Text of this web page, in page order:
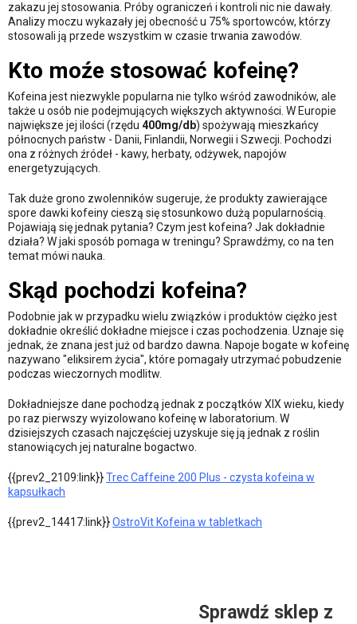
zakazu jej stosowania. Próby ograniczeń i kontroli nic nie dawały.
Analizy moczu wykazały jej obecność u 75% sportowców, którzy
stosowali ją przede wszystkim w czasie trwania zawodów.
Kto moźe stosować kofeinę?
Kofeina jest niezwykle popularna nie tylko wśród zawodników, ale
także u osób nie podejmujących większych aktywności. W Europie
największe jej ilości (rzędu 400mg/db) spożywają mieszkańcy
północnych państw - Danii, Finlandii, Norwegii i Szwecji. Pochodzi
ona z różnych źródeł - kawy, herbaty, odżywek, napojów
energetyzujących.
Tak duże grono zwolenników sugeruje, że produkty zawierające
spore dawki kofeiny cieszą się stosunkowo dużą popularnością.
Pojawiają się jednak pytania? Czym jest kofeina? Jak dokładnie
działa? W jaki sposób pomaga w treningu? Sprawdźmy, co na ten
temat mówi nauka.
Skąd pochodzi kofeina?
Podobnie jak w przypadku wielu związków i produktów ciężko jest
dokładnie określić dokładne miejsce i czas pochodzenia. Uznaje się
jednak, że znana jest już od bardzo dawna. Napoje bogate w kofeinę
nazywano "eliksirem życia", które pomagały utrzymać pobudzenie
podczas wieczornych modlitw.
Dokładniejsze dane pochodzą jednak z początków XIX wieku, kiedy
po raz pierwszy wyizolowano kofeinę w laboratorium. W
dzisiejszych czasach najczęściej uzyskuje się ją jednak z roślin
stanowiących jej naturalne bogactwo.
{{prev2_2109:link}}Trec Caffeine 200 Plus - czysta kofeina w
kapsułkach
{{prev2_14417:link}}OstroVit Kofeina w tabletkach
Sprawdź sklep z